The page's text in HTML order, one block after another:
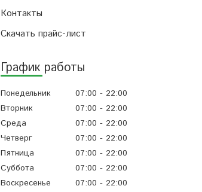
Контакты
Скачать прайс-лист
График работы
Понедельник 07:00
22:00
Вторник
07:00
22:00
Среда
07:00
22:00
Четверг
07:00
22:00
Пятница
07:00
22:00
Суббота
07:00
22:00
Воскресенье
07:00 22:00